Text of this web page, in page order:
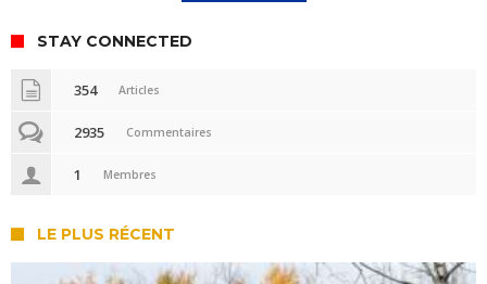
STAY CONNECTED
354 Articles
2935 Commentaires
1 Membres
LE PLUS RÉCENT